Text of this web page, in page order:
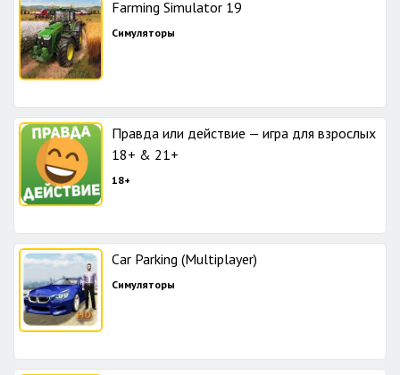
Farming Simulator 19
Симуляторы
Правда или действие — игра для взрослых
18+ & 21+
18+
Car Parking (Multiplayer)
Симуляторы